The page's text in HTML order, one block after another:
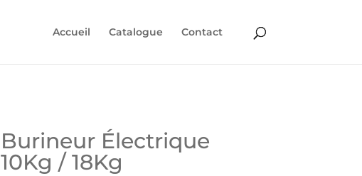
Accueil Catalogue Contact
Burineur Électrique
10Kg / 18Kg